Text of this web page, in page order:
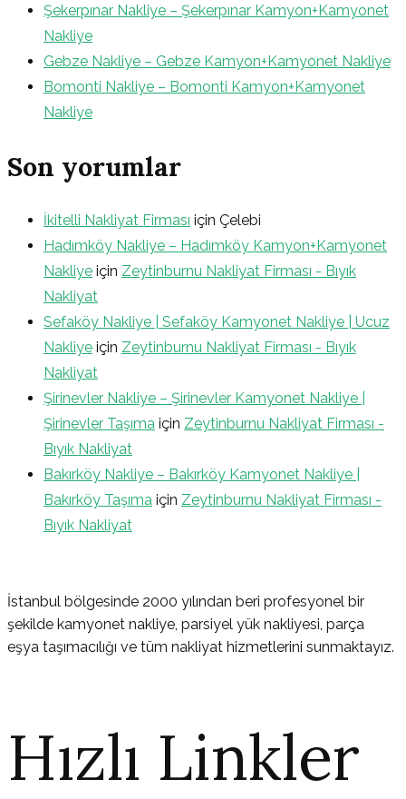
Şekerpınar Nakliye – Şekerpınar Kamyon+Kamyonet
Nakliye
Gebze Nakliye – Gebze Kamyon+Kamyonet Nakliye
Bomonti Nakliye – Bomonti Kamyon+Kamyonet
Nakliye
Son yorumlar
İkitelli Nakliyat Firması için Çelebi
Hadımköy Nakliye – Hadımköy Kamyon+Kamyonet
Nakliye için Zeytinburnu Nakliyat Firması - Bıyık
Nakliyat
Sefaköy Nakliye | Sefaköy Kamyonet Nakliye | Ucuz
Nakliye için Zeytinburnu Nakliyat Firması - Bıyık
Nakliyat
Şirinevler Nakliye – Şirinevler Kamyonet Nakliye |
Şirinevler Taşıma için Zeytinburnu Nakliyat Firması -
Bıyık Nakliyat
Bakırköy Nakliye – Bakırköy Kamyonet Nakliye |
Bakırköy Taşıma için Zeytinburnu Nakliyat Firması -
Bıyık Nakliyat
İstanbul bölgesinde 2000 yılından beri profesyonel bir
şekilde kamyonet nakliye, parsiyel yük nakliyesi, parça
eşya taşımacılığı ve tüm nakliyat hizmetlerini sunmaktayız.
Hızlı Linkler